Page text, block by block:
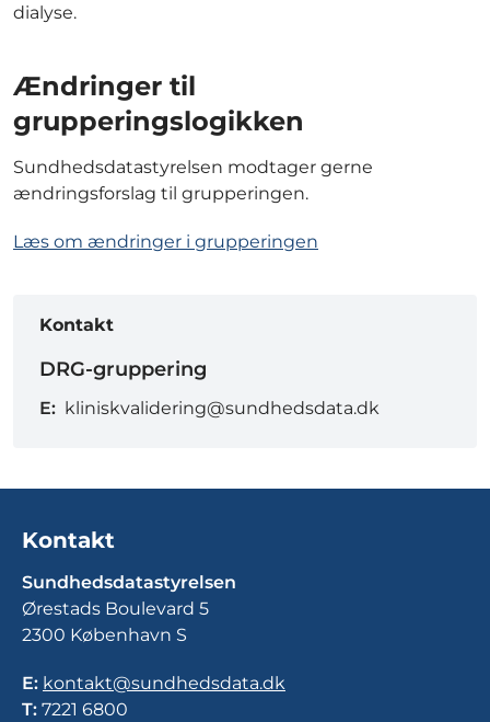
dialyse.
Ændringer til
grupperingslogikken
Sundhedsdatastyrelsen modtager gerne
ændringsforslag til grupperingen.
Læs om ændringer i grupperingen
Kontakt
DRG-gruppering
E: kliniskvalidering@sundhedsdata.dk
Kontakt
Sundhedsdatastyrelsen
Ørestads Boulevard 5
2300 København S
E: kontakt@sundhedsdata.dk
T: 7221 6800